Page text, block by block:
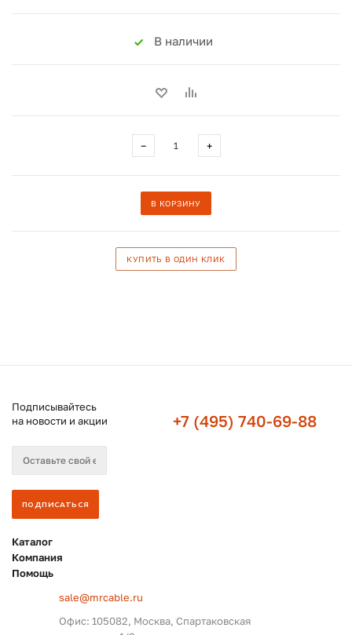
В наличии
− +
В КОРЗИНУ
КУПИТЬ В ОДИН КЛИК
Подписывайтесь
на новости и акции
+7 (495) 740-69-88
Каталог
Компания
Помощь
sale@mrcable.ru
Офис: 105082, Москва, Спартаковская